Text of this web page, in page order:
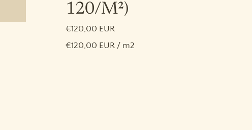
120/M²)
€120,00 EUR
€120,00 EUR / m2